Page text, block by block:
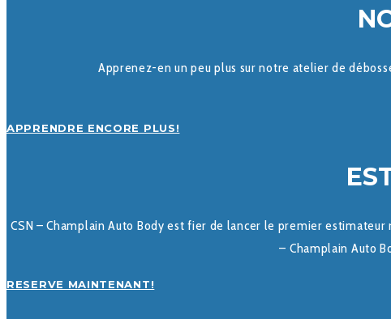
Apprenez-en un peu plus sur notre atelier de
APPRENDRE ENCORE PLUS!
CSN – Champlain Auto Body est fier de lancer le premier
– Champlain Auto
RESERVE MAINTENANT!